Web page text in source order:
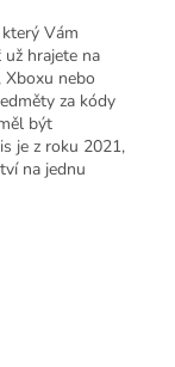
Vám
hrajete na
nebo
za kódy
být
je z roku 2021,
na jednu